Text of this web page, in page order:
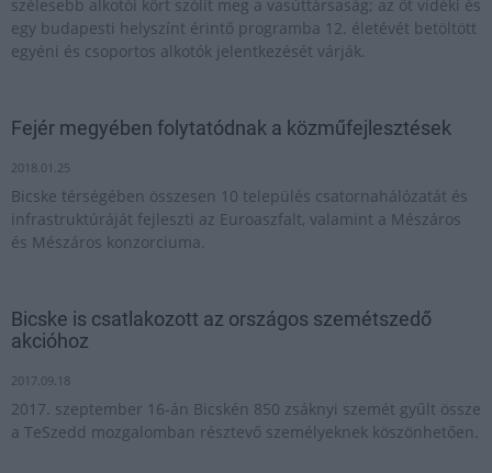
szélesebb alkotói kört szólít meg a vasúttársaság; az öt vidéki és
egy budapesti helyszínt érintő programba 12. életévét betöltött
egyéni és csoportos alkotók jelentkezését várják.
Fejér megyében folytatódnak a közműfejlesztések
2018.01.25
Bicske térségében összesen 10 település csatornahálózatát és
infrastruktúráját fejleszti az Euroaszfalt, valamint a Mészáros
és Mészáros konzorciuma.
Bicske is csatlakozott az országos szemétszedő
akcióhoz
2017.09.18
2017. szeptember 16-án Bicskén 850 zsáknyi szemét gyűlt össze
a TeSzedd mozgalomban résztevő személyeknek köszönhetően.